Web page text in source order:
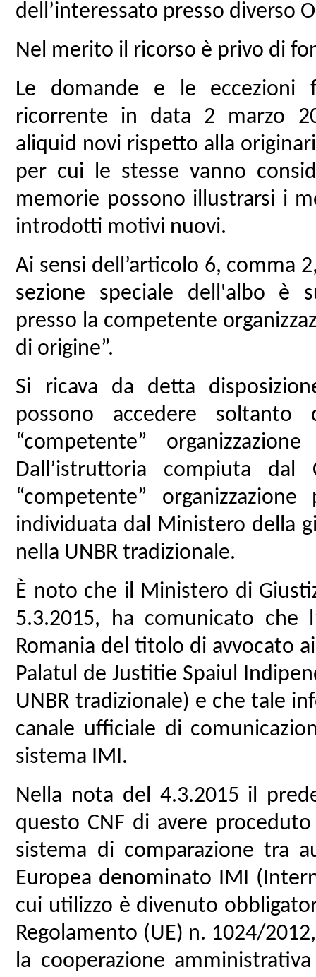
dell’interessato presso diverso
Nel merito il ricorso è privo di
Le domande e le
ricorrente in data 2 marzo
aliquid novi rispetto alla
per cui le stesse vanno
memorie possono illustrarsi i
introdotti motivi nuovi.
Ai sensi dell’articolo 6, comma
sezione speciale dell'albo è
presso la competente
di origine”.
Si ricava da detta
possono accedere
“competente”
Dall’istruttoria compiuta
“competente”
individuata dal Ministero della
nella UNBR tradizionale.
È noto che il Ministero di
5.3.2015, ha comunicato che
Romania del titolo di avvocato
Palatul de Justitie Spaiul
UNBR tradizionale) e che tale
canale ufficiale di
sistema IMI.
Nella nota del 4.3.2015 il
questo CNF di avere
sistema di comparazione tra
Europea denominato IMI
cui utilizzo è divenuto
Regolamento (UE) n. 1024/
la cooperazione